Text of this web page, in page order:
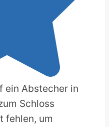
ein Abstecher in
Schloss
fehlen, um